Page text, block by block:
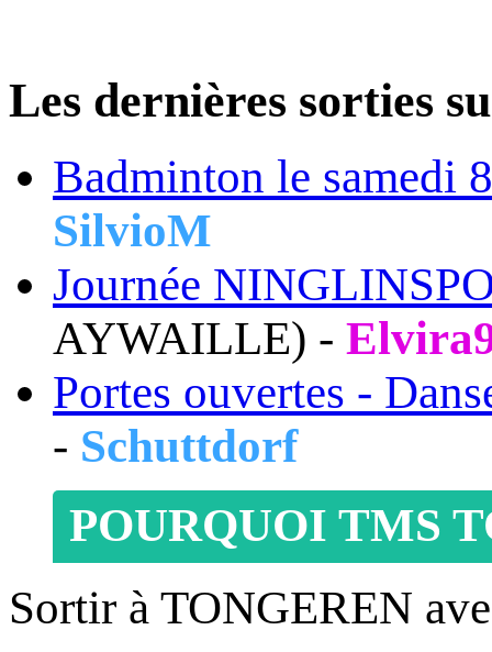
Les dernières sorties
Badminton le samedi
SilvioM
Journée
AYWAILLE) -
Portes ouvertes -
- Schuttdorf
POURQUOI TMS
Sortir à TONGEREN